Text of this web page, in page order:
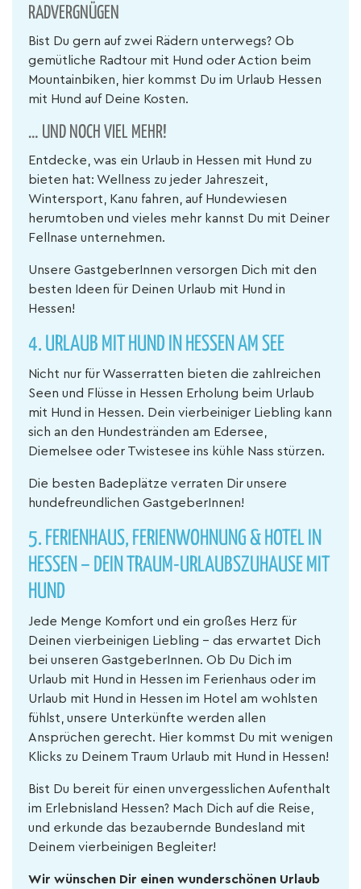
RADVERGNÜGEN
Bist Du gern auf zwei Rädern unterwegs? Ob
gemütliche Radtour mit Hund oder Action beim
Mountainbiken, hier kommst Du im Urlaub Hessen
mit Hund auf Deine Kosten.
… UND NOCH VIEL MEHR!
Entdecke, was ein Urlaub in Hessen mit Hund zu
bieten hat: Wellness zu jeder Jahreszeit,
Wintersport, Kanu fahren, auf Hundewiesen
herumtoben und vieles mehr kannst Du mit Deiner
Fellnase unternehmen.
Unsere GastgeberInnen versorgen Dich mit den
besten Ideen für Deinen Urlaub mit Hund in
Hessen!
4. URLAUB MIT HUND IN HESSEN AM SEE
Nicht nur für Wasserratten bieten die zahlreichen
Seen und Flüsse in Hessen Erholung beim Urlaub
mit Hund in Hessen. Dein vierbeiniger Liebling kann
sich an den Hundestränden am Edersee,
Diemelsee oder Twistesee ins kühle Nass stürzen.
Die besten Badeplätze verraten Dir unsere
hundefreundlichen GastgeberInnen!
5. FERIENHAUS, FERIENWOHNUNG & HOTEL IN
HESSEN – DEIN TRAUM-URLAUBSZUHAUSE MIT
HUND
Jede Menge Komfort und ein großes Herz für
Deinen vierbeinigen Liebling – das erwartet Dich
bei unseren GastgeberInnen. Ob Du Dich im
Urlaub mit Hund in Hessen im Ferienhaus oder im
Urlaub mit Hund in Hessen im Hotel am wohlsten
fühlst, unsere Unterkünfte werden allen
Ansprüchen gerecht. Hier kommst Du mit wenigen
Klicks zu Deinem Traum Urlaub mit Hund in Hessen!
Bist Du bereit für einen unvergesslichen Aufenthalt
im Erlebnisland Hessen? Mach Dich auf die Reise,
und erkunde das bezaubernde Bundesland mit
Deinem vierbeinigen Begleiter!
Wir wünschen Dir einen wunderschönen Urlaub